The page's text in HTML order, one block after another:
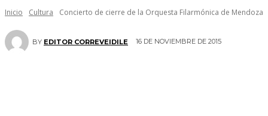
Inicio Cultura Concierto de cierre de la Orquesta Filarmónica de Mendoza
BY EDITOR CORREVEIDILE 16 DE NOVIEMBRE DE 2015